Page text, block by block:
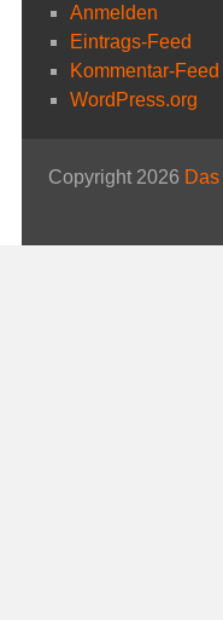
Anmelden
Eintrags-Feed
Kommentar-Feed
WordPress.org
Copyright 2026